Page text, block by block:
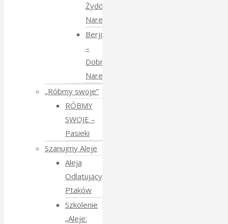
Żydów
Narewkowskich
Berjozkele
–
Dobranoc
Narewko
„Róbmy swoje”
RÓBMY
SWOJE –
Pasieki
Szanujmy Aleje
Aleja
Odlatujących
Ptaków
Szkolenie
„Aleje: